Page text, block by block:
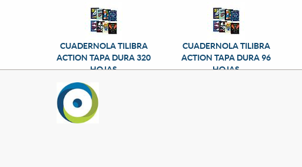
CUADERNOLA TILIBRA
ACTION TAPA DURA 320
HOJAS
CUADERNOLA TILIBRA
ACTION TAPA DURA 96
HOJAS